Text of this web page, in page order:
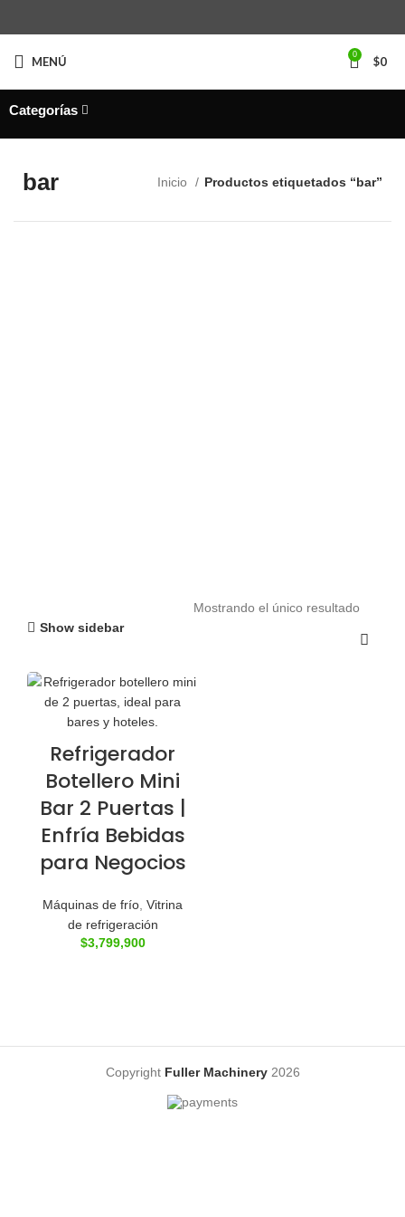
MENÚ 0 $0
Categorías
bar Inicio Productos etiquetados “bar”
Show sidebar
Mostrando el único resultado
Refrigerador
Botellero Mini
Bar 2 Puertas |
Enfría Bebidas
para Negocios
Máquinas de frío, Vitrina
de refrigeración
$3,799,900
Copyright Fuller Machinery 2026